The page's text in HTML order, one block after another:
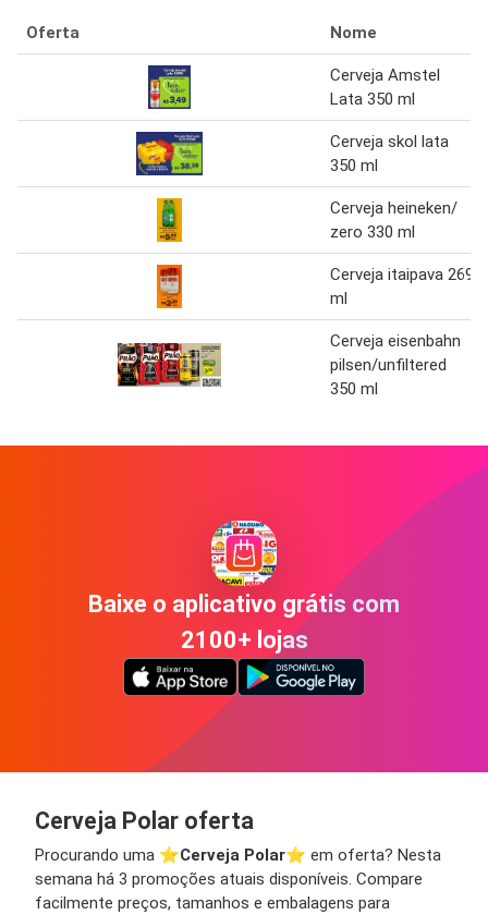
Oferta Nome
Cerveja Amstel
Lata 350 ml
Cerveja skol lata
350 ml
Cerveja heineken/
zero 330 ml
Cerveja itaipava 269
ml
Cerveja eisenbahn
pilsen/unfiltered
350 ml
Baixe o aplicativo grátis com
2100+ lojas
Cerveja Polar oferta
Procurando uma ⭐️Cerveja Polar⭐️ em oferta? Nesta
semana há 3 promoções atuais disponíveis. Compare
facilmente preços, tamanhos e embalagens para